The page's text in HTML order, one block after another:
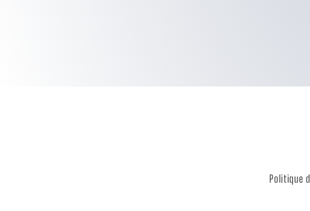
Politique